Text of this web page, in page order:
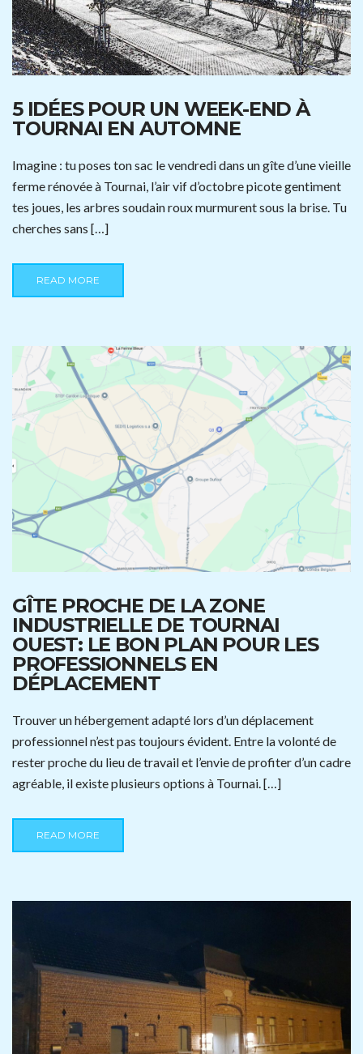
5 IDÉES POUR UN WEEK-END À
TOURNAI EN AUTOMNE
Imagine : tu poses ton sac le vendredi dans un gîte d’une vieille
ferme rénovée à Tournai, l’air vif d’octobre picote gentiment
tes joues, les arbres soudain roux murmurent sous la brise. Tu
cherches sans […]
READ MORE
GÎTE PROCHE DE LA ZONE
INDUSTRIELLE DE TOURNAI
OUEST: LE BON PLAN POUR LES
PROFESSIONNELS EN
DÉPLACEMENT
Trouver un hébergement adapté lors d’un déplacement
professionnel n’est pas toujours évident. Entre la volonté de
rester proche du lieu de travail et l’envie de profiter d’un cadre
agréable, il existe plusieurs options à Tournai. […]
READ MORE